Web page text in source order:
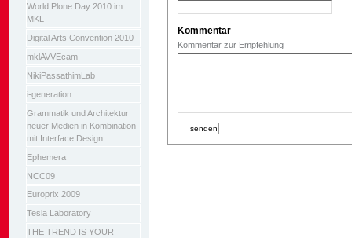
World Plone Day 2010 im
MKL
Digital Arts Convention 2010
mklAVVEcam
NikiPassathimLab
i-generation
Grammatik und Architektur
neuer Medien in Kombination
mit Interface Design
Ephemera
NCC09
Europrix 2009
Tesla Laboratory
THE TREND IS YOUR
Kommentar
Kommentar zur Empfehlung